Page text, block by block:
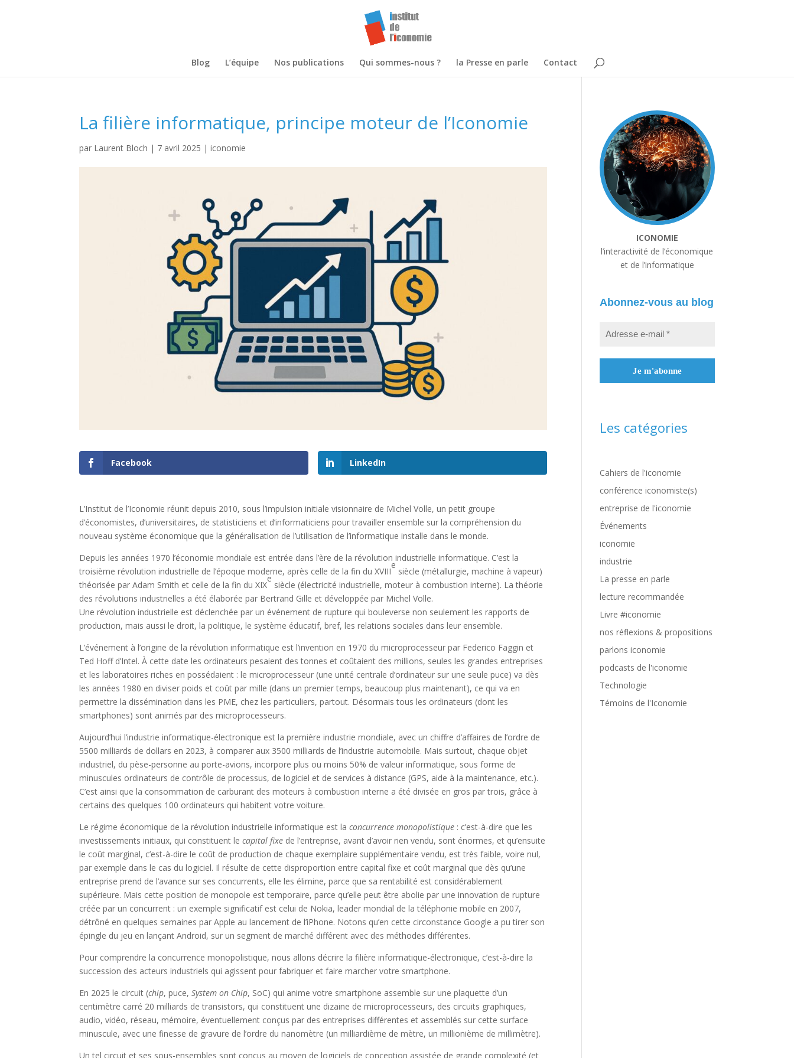
Blog L’équipe Nos publications Qui sommes-nous ? la Presse en parle Contact
La filière informatique, principe moteur de l’Iconomie
par Laurent Bloch | 7 avril 2025 |iconomie
Facebook LinkedIn
L’Institut de l’Iconomie réunit depuis 2010, sous l’impulsion initiale visionnaire de Michel Volle, un petit groupe
d’économistes, d’universitaires, de statisticiens et d’informaticiens pour travailler ensemble sur la compréhension du
nouveau système économique que la généralisation de l’utilisation de l’informatique installe dans le monde.
Depuis les années 1970 l’économie mondiale est entrée dans l’ère de la révolution industrielle informatique. C’est la
troisième révolution industrielle de l’époque moderne, après celle de la fin du XVIII
e
siècle (métallurgie, machine à vapeur)
théorisée par Adam Smith et celle de la fin du XIX
e
siècle (électricité industrielle, moteur à combustion interne). La théorie
des révolutions industrielles a été élaborée par Bertrand Gille et développée par Michel Volle.
Une révolution industrielle est déclenchée par un événement de rupture qui bouleverse non seulement les rapports de
production, mais aussi le droit, la politique, le système éducatif, bref, les relations sociales dans leur ensemble.
L’événement à l’origine de la révolution informatique est l’invention en 1970 du microprocesseur par Federico Faggin et
Ted Hoff d’Intel. À cette date les ordinateurs pesaient des tonnes et coûtaient des millions, seules les grandes entreprises
et les laboratoires riches en possédaient : le microprocesseur (une unité centrale d’ordinateur sur une seule puce) va dès
les années 1980 en diviser poids et coût par mille (dans un premier temps, beaucoup plus maintenant), ce qui va en
permettre la dissémination dans les PME, chez les particuliers, partout. Désormais tous les ordinateurs (dont les
smartphones) sont animés par des microprocesseurs.
Aujourd’hui l’industrie informatique-électronique est la première industrie mondiale, avec un chiffre d’affaires de l’ordre de
5500 milliards de dollars en 2023, à comparer aux 3500 milliards de l’industrie automobile. Mais surtout, chaque objet
industriel, du pèse-personne au porte-avions, incorpore plus ou moins 50% de valeur informatique, sous forme de
minuscules ordinateurs de contrôle de processus, de logiciel et de services à distance (GPS, aide à la maintenance, etc.).
C’est ainsi que la consommation de carburant des moteurs à combustion interne a été divisée en gros par trois, grâce à
certains des quelques 100 ordinateurs qui habitent votre voiture.
Le régime économique de la révolution industrielle informatique est laconcurrence monopolistique : c’est-à-dire que les
investissements initiaux, qui constituent lecapital fixe de l’entreprise, avant d’avoir rien vendu, sont énormes, et qu’ensuite
le coût marginal, c’est-à-dire le coût de production de chaque exemplaire supplémentaire vendu, est très faible, voire nul,
par exemple dans le cas du logiciel. Il résulte de cette disproportion entre capital fixe et coût marginal que dès qu’une
entreprise prend de l’avance sur ses concurrents, elle les élimine, parce que sa rentabilité est considérablement
supérieure. Mais cette position de monopole est temporaire, parce qu’elle peut être abolie par une innovation de rupture
créée par un concurrent : un exemple significatif est celui de Nokia, leader mondial de la téléphonie mobile en 2007,
détrôné en quelques semaines par Apple au lancement de l’iPhone. Notons qu’en cette circonstance Google a pu tirer son
épingle du jeu en lançant Android, sur un segment de marché différent avec des méthodes différentes.
Pour comprendre la concurrence monopolistique, nous allons décrire la filière informatique-électronique, c’est-à-dire la
succession des acteurs industriels qui agissent pour fabriquer et faire marcher votre smartphone.
En 2025 le circuit (chip, puce,System on Chip, SoC) qui anime votre smartphone assemble sur une plaquette d’un
centimètre carré 20 milliards de transistors, qui constituent une dizaine de microprocesseurs, des circuits graphiques,
audio, vidéo, réseau, mémoire, éventuellement conçus par des entreprises différentes et assemblés sur cette surface
minuscule, avec une finesse de gravure de l’ordre du nanomètre (un milliardième de mètre, un millionième de millimètre).
Un tel circuit et ses sous-ensembles sont conçus au moyen de logiciels de conception assistée de grande complexité (et
ICONOMIE
l’interactivité de l’économique
et de l’informatique
Abonnez-vous au blog
Les catégories
Cahiers de l'iconomie
conférence iconomiste(s)
entreprise de l'iconomie
Événements
iconomie
industrie
La presse en parle
lecture recommandée
Livre #iconomie
nos réflexions & propositions
parlons iconomie
podcasts de l'iconomie
Technologie
Témoins de l'Iconomie